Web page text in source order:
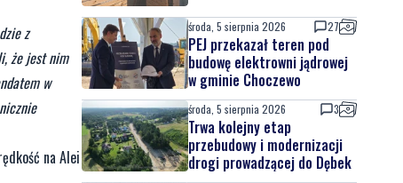
z
że jest nim
w
na Alei
środa, 5 sierpnia 2026 27
PEJ przekazał teren pod
budowę elektrowni jądrowej
w gminie Choczewo
środa, 5 sierpnia 2026 3
Trwa kolejny etap
przebudowy i modernizacji
drogi prowadzącej do Dębek